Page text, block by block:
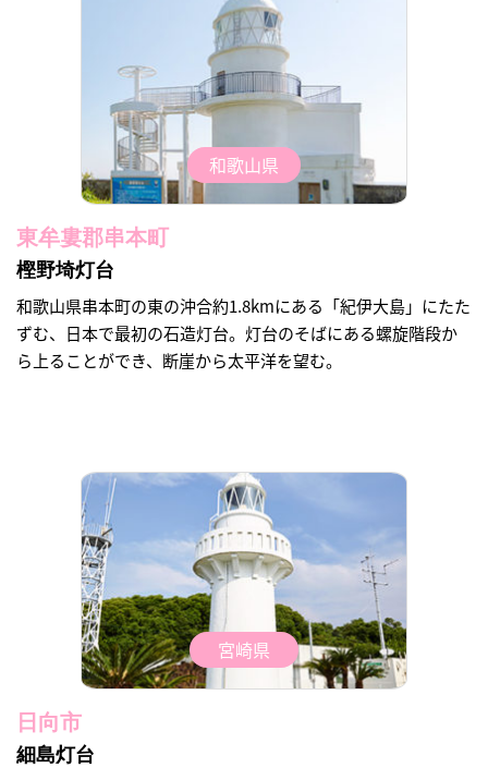
和歌山県
東牟婁郡串本町
樫野埼灯台
和歌山県串本町の東の沖合約1.8kmにある「紀伊大島」にたた
ずむ、日本で最初の石造灯台。灯台のそばにある螺旋階段か
ら上ることができ、断崖から太平洋を望む。
宮崎県
日向市
細島灯台